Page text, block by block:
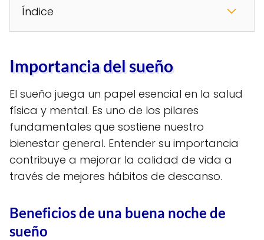
Índice
Importancia del sueño
El sueño juega un papel esencial en la salud
física y mental. Es uno de los pilares
fundamentales que sostiene nuestro
bienestar general. Entender su importancia
contribuye a mejorar la calidad de vida a
través de mejores hábitos de descanso.
Beneficios de una buena noche de
sueño